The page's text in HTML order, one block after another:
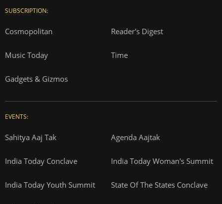
SUBSCRIPTION:
Cosmopolitan Reader's Digest
Music Today Time
Gadgets & Gizmos
EVENTS:
Sahitya Aaj Tak Agenda Aajtak
India Today Conclave India Today Woman's Summit
India Today Youth Summit State Of The States Conclave